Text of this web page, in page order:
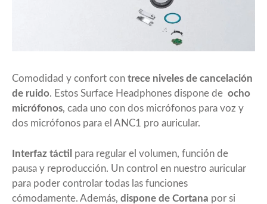
Comodidad y confort con trece niveles de cancelación
de ruido. Estos Surface Headphones dispone de ocho
micrófonos, cada uno con dos micrófonos para voz y
dos micrófonos para el ANC1 pro auricular.
Interfaz táctil para regular el volumen, función de
pausa y reproducción. Un control en nuestro auricular
para poder controlar todas las funciones
cómodamente. Además, dispone de Cortana por si